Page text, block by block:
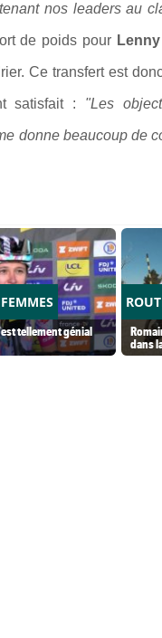
nos leaders au
de poids pour
Ce transfert est
satisfait : "Les
donne beaucoup de
tellement génial
dans